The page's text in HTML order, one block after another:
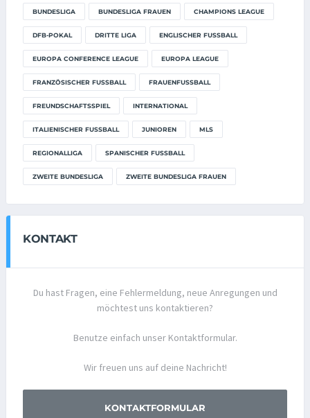
BUNDESLIGA BUNDESLIGA FRAUEN CHAMPIONS LEAGUE
DFB-POKAL DRITTE LIGA ENGLISCHER FUSSBALL
EUROPA CONFERENCE LEAGUE EUROPA LEAGUE
FRANZÖSISCHER FUSSBALL FRAUENFUSSBALL
FREUNDSCHAFTSSPIEL INTERNATIONAL
ITALIENISCHER FUSSBALL JUNIOREN MLS
REGIONALLIGA SPANISCHER FUSSBALL
ZWEITE BUNDESLIGA ZWEITE BUNDESLIGA FRAUEN
KONTAKT
Du hast Fragen, eine Fehlermeldung, neue Anregungen und
möchtest uns kontaktieren?
Benutze einfach unser Kontaktformular.
Wir freuen uns auf deine Nachricht!
KONTAKTFORMULAR